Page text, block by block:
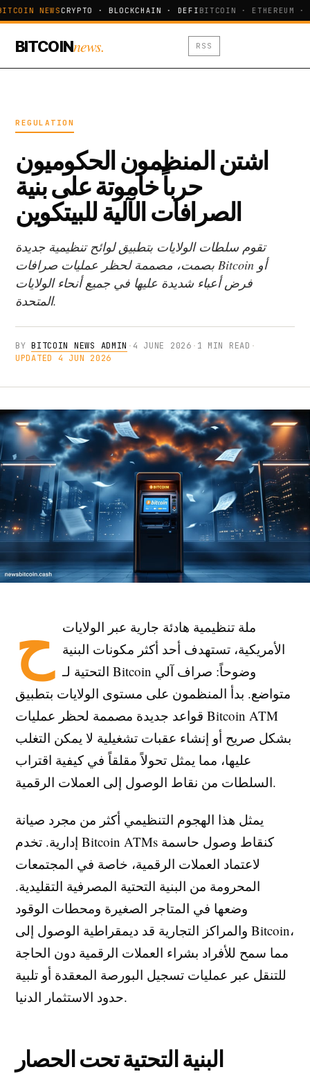
NEWSCRYPTO · BLOCKCHAIN · DEFIBITCOIN · ETHEREUM ·
BITCOINnews. RSS
REGULATION
اشتن المنظمون الحكوميون
حرباً خاموتة على بنية
الصرافات الآلية للبيتكوين
تقوم سلطات الولايات بتطبيق لوائح تنظيمية جديدة
بصمت، مصممة لحظر عمليات صرافات Bitcoin أو
فرض أعباء شديدة عليها في جميع أنحاء الولايات
المتحدة.
BYBITCOIN NEWS ADMIN · 4 JUNE 2026 · 1 MIN READ ·
UPDATED 4 JUN 2026
ح
ملة تنظيمية هادئة جارية عبر الولايات
الأمريكية، تستهدف أحد أكثر مكونات البنية
التحتية لـ Bitcoin وضوحاً: صراف آلي
متواضع. بدأ المنظمون على مستوى الولايات بتطبيق
قواعد جديدة مصممة لحظر عمليات Bitcoin ATM
بشكل صريح أو إنشاء عقبات تشغيلية لا يمكن التغلب
عليها، مما يمثل تحولاً مقلقاً في كيفية اقتراب
السلطات من نقاط الوصول إلى العملات الرقمية.
يمثل هذا الهجوم التنظيمي أكثر من مجرد صيانة
إدارية. تخدم Bitcoin ATMs كنقاط وصول حاسمة
لاعتماد العملات الرقمية، خاصة في المجتمعات
المحرومة من البنية التحتية المصرفية التقليدية.
وضعها في المتاجر الصغيرة ومحطات الوقود
والمراكز التجارية قد ديمقراطية الوصول إلى Bitcoin،
مما سمح للأفراد بشراء العملات الرقمية دون الحاجة
للتنقل عبر عمليات تسجيل البورصة المعقدة أو تلبية
حدود الاستثمار الدنيا.
البنية التحتية تحت الحصار